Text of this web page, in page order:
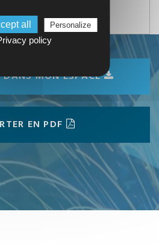
DANS MON ESPACE
EN PDF
all Personalize
policy